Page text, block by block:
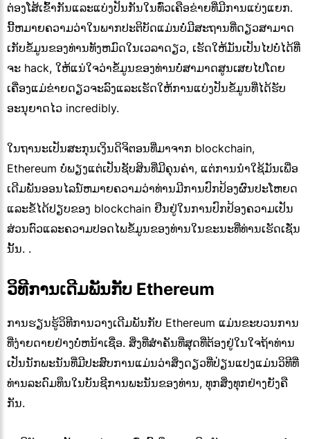
ຕ່ອງໂສ້ເຂົ້າກັນແລະແບ່ງປັນກັນໃນທົ່ວເຄືອຂ່າຍທີ່ມີການແບ່ງແຍກ.
ນີ້ຫມາຍຄວາມວ່າໃນພາກປະຕິບັດແມ່ນບໍ່ມີສະຖານທີ່ດຽວສາມາດ
ເກັບຂໍ້ມູນຂອງທ່ານທັງຫມົດໃນເວລາດຽວ, ເຮັດໃຫ້ມັນເປັນໄປບໍ່ໄດ້ທີ່
ຈະ hack, ໃຫ້ແນ່ໃຈວ່າຂໍ້ມູນຂອງທ່ານບໍ່ສາມາດສູນເສຍໄປໂດຍ
ເຄື່ອງແມ່ຂ່າຍດຽວຈະລົງແລະເຮັດໃຫ້ການແບ່ງປັນຂໍ້ມູນທີ່ໄດ້ຮັບ
ອະນຸຍາດໄວ incredibly.
ໃນຖານະເປັນສະກຸນເງິນດິຈິຕອນທີ່ມາຈາກ blockchain,
Ethereum ບໍ່ພຽງແຕ່ເປັນຊັບສິນທີ່ມີຄຸນຄ່າ, ແຕ່ການນໍາໃຊ້ມັນເພື່ອ
ເດີມພັນອອນໄລນ໌ຫມາຍຄວາມວ່າທ່ານມີການປົກປ້ອງຜົນປະໂຫຍດ
ແລະຂໍ້ໄດ້ປຽບຂອງ blockchain ຢືນຢູ່ໃນການປົກປ້ອງຄວາມເປັນ
ສ່ວນຕົວແລະຄວາມປອດໄພຂໍ້ມູນຂອງທ່ານໃນຂະນະທີ່ທ່ານເຮັດເຊັ່ນ
ນັ້ນ. .
ວິທີການເດີມພັນກັບ Ethereum
ການຮຽນຮູ້ວິທີການວາງເດີມພັນກັບ Ethereum ແມ່ນຂະບວນການ
ທີ່ງ່າຍດາຍຢ່າງບໍ່ຫນ້າເຊື່ອ. ສິ່ງທີ່ສໍາຄັນທີ່ສຸດທີ່ຕ້ອງຢູ່ໃນໃຈຖ້າທ່ານ
ເປັນນັກພະນັນທີ່ມີປະສົບການແມ່ນວ່າສິ່ງດຽວທີ່ປ່ຽນແປງແມ່ນວິທີທີ່
ທ່ານລະດົມທຶນໃນບັນຊີການພະນັນຂອງທ່ານ, ທຸກສິ່ງທຸກຢ່າງຍັງຄື
ກັນ.